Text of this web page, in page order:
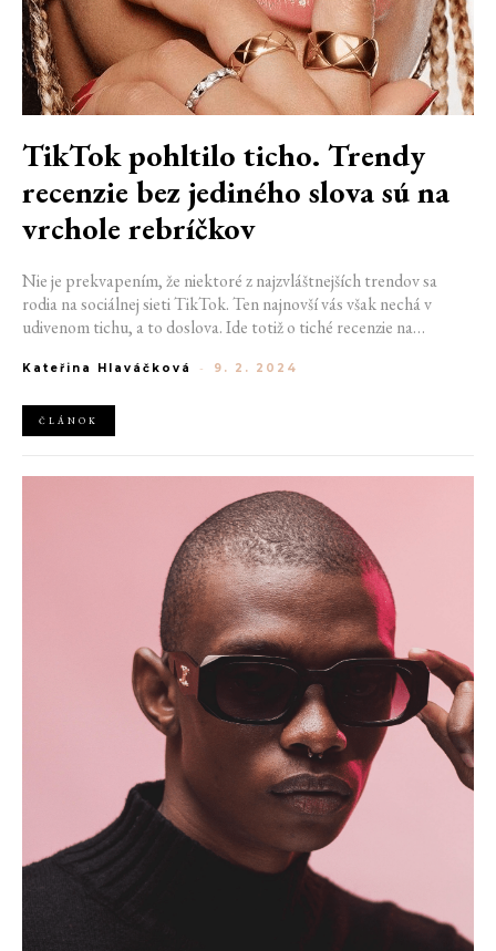
TikTok pohltilo ticho. Trendy
recenzie bez jediného slova sú na
vrchole rebríčkov
Nie je prekvapením, že niektoré z najzvláštnejších trendov sa
rodia na sociálnej sieti TikTok. Ten najnovší vás však nechá v
udivenom tichu, a to doslova. Ide totiž o tiché recenzie na
Zatiaľ čo videá začali s recenziami kníh, vo veľkom sa presunuli do
Kateřina Hlaváčková - 9. 2. 2024
ČLÁNOK